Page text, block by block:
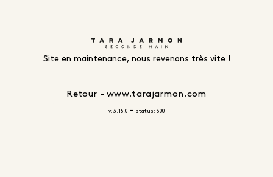
Site en maintenance, nous revenons très vite !
Retour - www.tarajarmon.com
v. 3.16.0 - status: 500